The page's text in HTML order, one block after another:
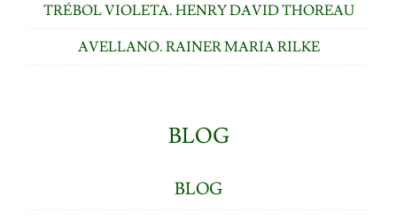
TRÉBOL VIOLETA. HENRY DAVID THOREAU
AVELLANO. RAINER MARIA RILKE
BLOG
BLOG